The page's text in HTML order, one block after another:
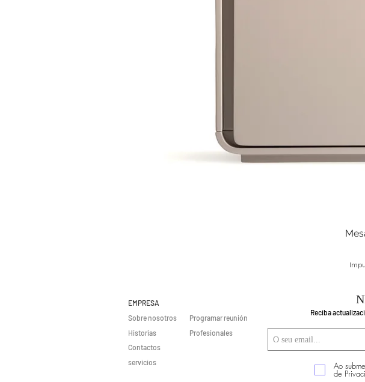
EMPRESA
Sobre nosotros
Historias
Contactos
Programar reunión
Profesionales
servicios
Reciba
Ao
de